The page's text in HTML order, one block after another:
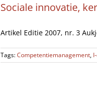
Sociale innovatie,
Artikel Editie 2007, nr. 3
Tags:Competentiemanagement,